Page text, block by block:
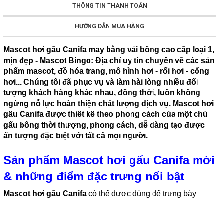
THÔNG TIN THANH TOÁN
HƯỚNG DẪN MUA HÀNG
Mascot hơi gấu Canifa may bằng vải bông cao cấp loại 1,
mịn đẹp - Mascot Bingo: Địa chỉ uy tín chuyên về các sản
phẩm mascot, đồ hóa trang, mô hình hơi - rối hơi - cổng
hơi... Chúng tôi đã phục vụ và làm hài lòng nhiều đối
tượng khách hàng khác nhau, đồng thời, luôn không
ngừng nỗ lực hoàn thiện chất lượng dịch vụ. Mascot hơi
gấu Canifa được thiết kế theo phong cách của một chú
gấu bông thời thượng, phong cách, dễ dàng tạo được
ấn tượng đặc biệt với tất cả mọi người.
Sản phẩm Mascot hơi gấu Canifa mới
& những điểm đặc trưng nổi bật
Mascot hơi gấu Canifa có thể được dùng để trưng bày